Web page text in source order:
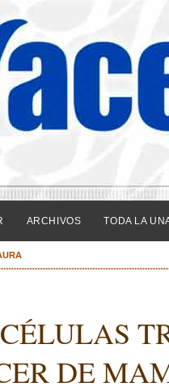
ARCHIVOS TODA LA
DE